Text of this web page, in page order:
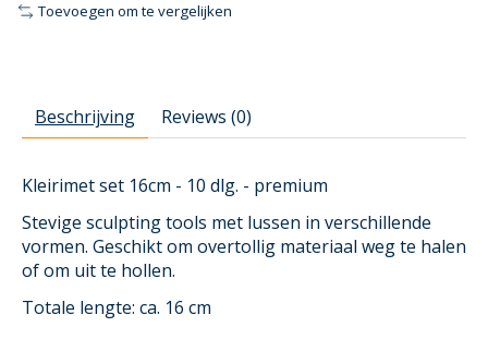
Toevoegen om te vergelijken
Beschrijving Reviews (0)
Kleirimet set 16cm - 10 dlg. - premium
Stevige sculpting tools met lussen in verschillende
vormen. Geschikt om overtollig materiaal weg te halen
of om uit te hollen.
Totale lengte: ca. 16 cm